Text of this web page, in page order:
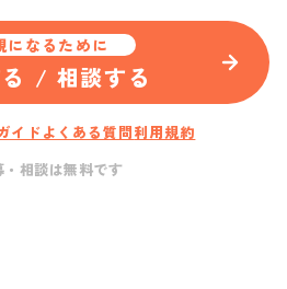
になるために
/ 相談する
イド よくある質問利用規約
相談は無料です